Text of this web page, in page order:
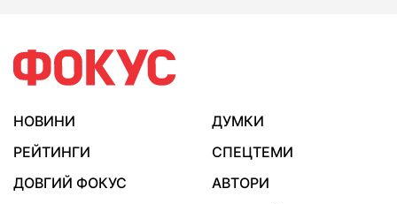
НОВИНИ
ДУМКИ
РЕЙТИНГИ
СПЕЦТЕМИ
ДОВГИЙ ФОКУС
АВТОРИ